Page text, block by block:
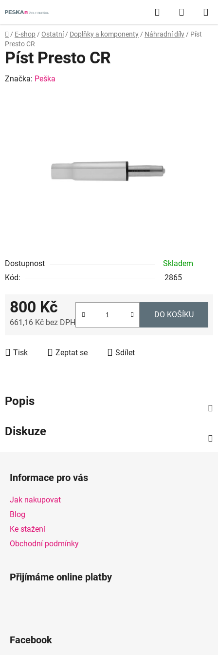
na
obsah
Hledat
KOŠÍK
Domů
/ E-shop / Ostatní / Doplňky a komponenty / Náhradní díly / Píst
Presto CR
Dostupnost
Skladem
Kód:
2865
800 Kč
661,16 Kč bez DPH
DO KOŠÍKU
Tisk Zeptat se Sdílet
Píst Presto CR
Značka: Peška
Popis
Diskuze
Informace pro vás
Jak nakupovat
Blog
Ke stažení
Obchodní podmínky
Přijímáme online platby
Facebook